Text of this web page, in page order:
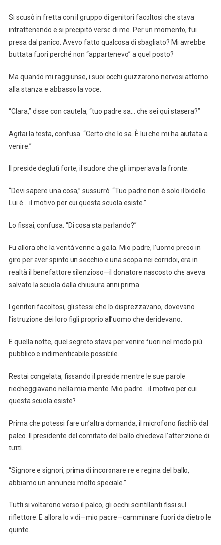
Si scusò in fretta con il gruppo di genitori facoltosi che stava
intrattenendo e si precipitò verso di me. Per un momento, fui
presa dal panico. Avevo fatto qualcosa di sbagliato? Mi avrebbe
buttata fuori perché non “appartenevo” a quel posto?
Ma quando mi raggiunse, i suoi occhi guizzarono nervosi attorno
alla stanza e abbassò la voce.
“Clara,” disse con cautela, “tuo padre sa… che sei qui stasera?”
Agitai la testa, confusa. “Certo che lo sa. È lui che mi ha aiutata a
venire.”
Il preside deglutì forte, il sudore che gli imperlava la fronte.
“Devi sapere una cosa,” sussurrò. “Tuo padre non è solo il bidello.
Lui è… il motivo per cui questa scuola esiste.”
Lo fissai, confusa. “Di cosa sta parlando?”
Fu allora che la verità venne a galla. Mio padre, l’uomo preso in
giro per aver spinto un secchio e una scopa nei corridoi, era in
realtà il benefattore silenzioso—il donatore nascosto che aveva
salvato la scuola dalla chiusura anni prima.
I genitori facoltosi, gli stessi che lo disprezzavano, dovevano
l’istruzione dei loro figli proprio all’uomo che deridevano.
E quella notte, quel segreto stava per venire fuori nel modo più
pubblico e indimenticabile possibile.
Restai congelata, fissando il preside mentre le sue parole
riecheggiavano nella mia mente. Mio padre… il motivo per cui
questa scuola esiste?
Prima che potessi fare un’altra domanda, il microfono fischiò dal
palco. Il presidente del comitato del ballo chiedeva l’attenzione di
tutti.
“Signore e signori, prima di incoronare re e regina del ballo,
abbiamo un annuncio molto speciale.”
Tutti si voltarono verso il palco, gli occhi scintillanti fissi sul
riflettore. E allora lo vidi—mio padre—camminare fuori da dietro le
quinte.